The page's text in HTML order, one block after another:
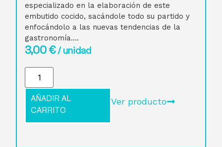
especializado en la elaboración de este
embutido cocido, sacándole todo su partido y
enfocándolo a las nuevas tendencias de la
gastronomía....
3,00€/ unidad
AÑADIR AL
CARRITO
Ver producto